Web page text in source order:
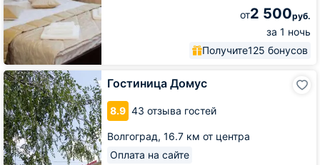
от2 500руб.
за 1 ночь
Получите125 бонусов
Гостиница Домус
8.9 43 отзыва гостей
Волгоград, 16.7 км от центра
Оплата на сайте
Гостиница
Домус